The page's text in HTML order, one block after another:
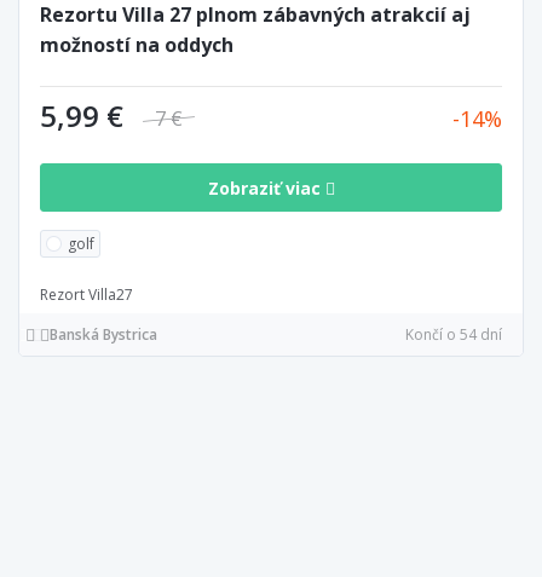
Rezortu Villa 27 plnom zábavných atrakcií aj
možností na oddych
5,99 € 7 € 14
Zobraziť viac
golf
Rezort Villa27
Banská Bystrica
Končí o 54 dní